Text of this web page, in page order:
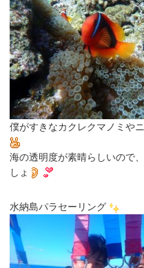
僕がすきなカクレクマノミや
海の透明度が素晴らしいので
しょ
水納島パラセーリング